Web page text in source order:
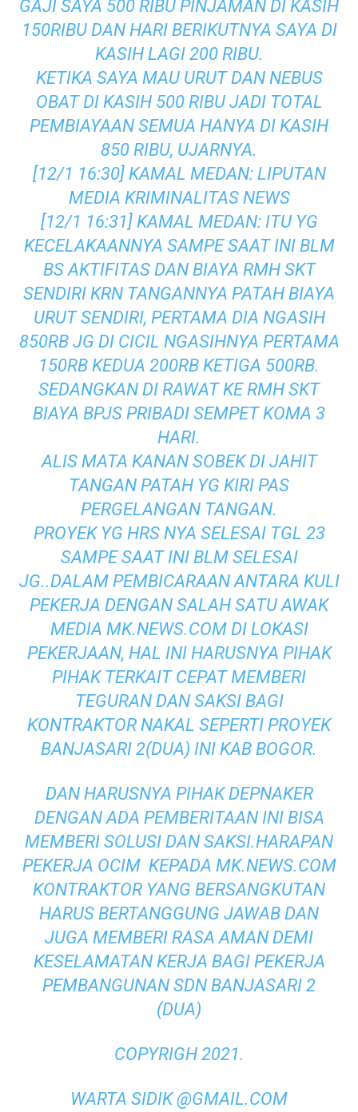
GAJI SAYA 500 RIBU PINJAMAN DI KASIH
150RIBU DAN HARI BERIKUTNYA SAYA DI
KASIH LAGI 200 RIBU.
KETIKA SAYA MAU URUT DAN NEBUS
OBAT DI KASIH 500 RIBU JADI TOTAL
PEMBIAYAAN SEMUA HANYA DI KASIH
850 RIBU, UJARNYA.
[12/1 16:30] KAMAL MEDAN: LIPUTAN
MEDIA KRIMINALITAS NEWS
[12/1 16:31] KAMAL MEDAN: ITU YG
KECELAKAANNYA SAMPE SAAT INI BLM
BS AKTIFITAS DAN BIAYA RMH SKT
SENDIRI KRN TANGANNYA PATAH BIAYA
URUT SENDIRI, PERTAMA DIA NGASIH
850RB JG DI CICIL NGASIHNYA PERTAMA
150RB KEDUA 200RB KETIGA 500RB.
SEDANGKAN DI RAWAT KE RMH SKT
BIAYA BPJS PRIBADI SEMPET KOMA 3
HARI.
ALIS MATA KANAN SOBEK DI JAHIT
TANGAN PATAH YG KIRI PAS
PERGELANGAN TANGAN.
PROYEK YG HRS NYA SELESAI TGL 23
SAMPE SAAT INI BLM SELESAI
JG..DALAM PEMBICARAAN ANTARA KULI
PEKERJA DENGAN SALAH SATU AWAK
MEDIA MK.NEWS.COM DI LOKASI
PEKERJAAN, HAL INI HARUSNYA PIHAK
PIHAK TERKAIT CEPAT MEMBERI
TEGURAN DAN SAKSI BAGI
KONTRAKTOR NAKAL SEPERTI PROYEK
BANJASARI 2(DUA) INI KAB BOGOR.
DAN HARUSNYA PIHAK DEPNAKER
DENGAN ADA PEMBERITAAN INI BISA
MEMBERI SOLUSI DAN SAKSI.HARAPAN
PEKERJA OCIM KEPADA MK.NEWS.COM
KONTRAKTOR YANG BERSANGKUTAN
HARUS BERTANGGUNG JAWAB DAN
JUGA MEMBERI RASA AMAN DEMI
KESELAMATAN KERJA BAGI PEKERJA
PEMBANGUNAN SDN BANJASARI 2
(DUA)
COPYRIGH 2021.
WARTA SIDIK @GMAIL.COM